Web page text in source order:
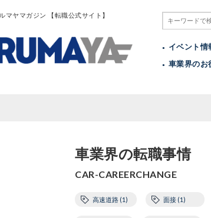
マヤマガジン 【転職公式サイト】
イベント情
車業界のお
車業界の転職事情
CAR-CAREERCHANGE
高速道路 (1) 面接 (1)